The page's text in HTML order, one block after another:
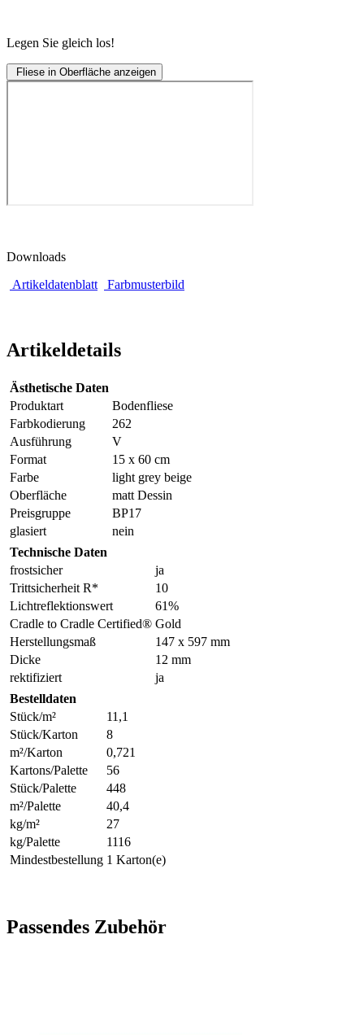
Legen Sie gleich los!
Fliese in Oberfläche anzeigen
Downloads
Artikeldatenblatt
Farbmusterbild
Artikeldetails
Ästhetische Daten
Produktart
Bodenfliese
Farbkodierung
262
Ausführung
V
Format
15 x 60 cm
Farbe
light grey beige
Oberfläche
matt Dessin
Preisgruppe
BP17
glasiert
nein
Technische Daten
frostsicher
ja
Trittsicherheit R*
10
Lichtreflektionswert
61%
Cradle to Cradle Certified® Gold
Herstellungsmaß
147 x 597 mm
Dicke
12 mm
rektifiziert
ja
Bestelldaten
Stück/m²
11,1
Stück/Karton
8
m²/Karton
0,721
Kartons/Palette
56
Stück/Palette
448
m²/Palette
40,4
kg/m²
27
kg/Palette
1116
Mindestbestellung 1 Karton(e)
Passendes Zubehör